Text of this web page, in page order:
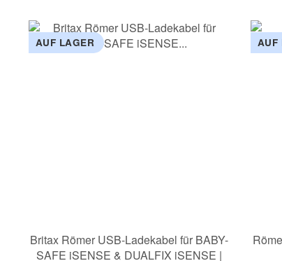
AUF LAGER
Britax Römer USB-Ladekabel für BABY-
SAFE iSENSE & DUALFIX iSENSE |
AUF